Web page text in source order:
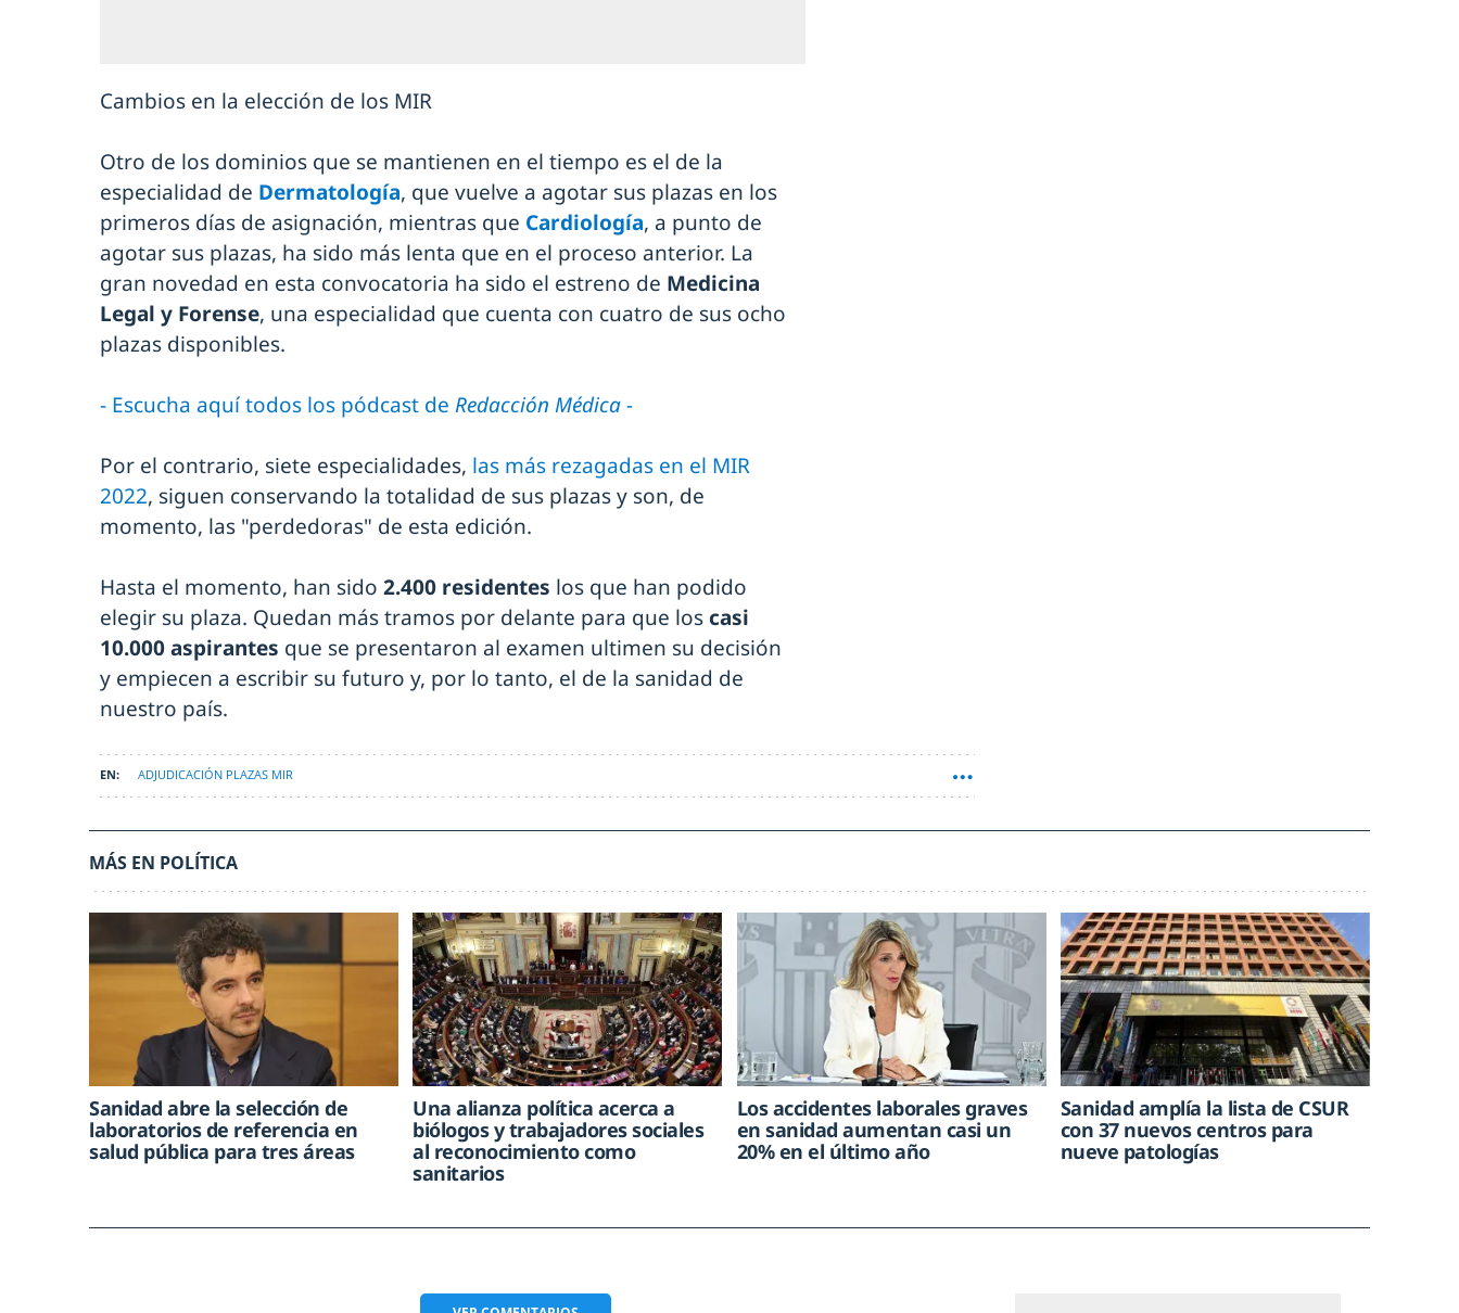
Cambios en la elección de los MIR
Otro de los dominios que se mantienen en el tiempo es el de la
especialidad de Dermatología, que vuelve a agotar sus plazas en los
primeros días de asignación, mientras que Cardiología, a punto de
agotar sus plazas, ha sido más lenta que en el proceso anterior. La
gran novedad en esta convocatoria ha sido el estreno de Medicina
Legal y Forense, una especialidad que cuenta con cuatro de sus ocho
plazas disponibles.
- Escucha aquí todos los pódcast de Redacción Médica -
Por el contrario, siete especialidades, las más rezagadas en el MIR
2022, siguen conservando la totalidad de sus plazas y son, de
momento, las "perdedoras" de esta edición.
Hasta el momento, han sido 2.400 residentes los que han podido
elegir su plaza. Quedan más tramos por delante para que los casi
10.000 aspirantes que se presentaron al examen ultimen su decisión
y empiecen a escribir su futuro y, por lo tanto, el de la sanidad de
nuestro país.
ADJUDICACIÓN PLAZAS MIR
MÁS EN POLÍTICA
Sanidad abre la selección de
laboratorios de referencia en
salud pública para tres áreas
Una alianza política acerca a
biólogos y trabajadores sociales
al reconocimiento como
sanitarios
Los accidentes laborales graves
en sanidad aumentan casi un
20% en el último año
Sanidad amplía la lista de CSUR
con 37 nuevos centros para
nueve patologías